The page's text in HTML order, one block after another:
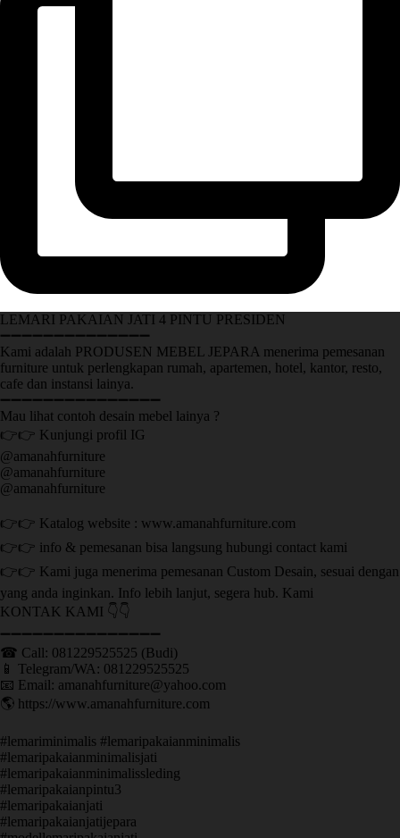
LEMARI PAKAIAN JATI 4 PINTU PRESIDEN
➖➖➖➖➖➖➖➖➖➖➖➖➖➖
Kami adalah PRODUSEN MEBEL JEPARA menerima pemesanan
furniture untuk perlengkapan rumah, apartemen, hotel, kantor, resto,
cafe dan instansi lainya.
➖➖➖➖➖➖➖➖➖➖➖➖➖➖➖
Mau lihat contoh desain mebel lainya ?
👉👉 Kunjungi profil IG
@amanahfurniture
@amanahfurniture
@amanahfurniture
👉👉 Katalog website : www.amanahfurniture.com
👉👉 info & pemesanan bisa langsung hubungi contact kami
👉👉 Kami juga menerima pemesanan Custom Desain, sesuai dengan
yang anda inginkan. Info lebih lanjut, segera hub. Kami
KONTAK KAMI 👇👇
➖➖➖➖➖➖➖➖➖➖➖➖➖➖➖ ㅤ
☎ Call: 081229525525 (Budi)
📱 Telegram/WA: 081229525525
📧 Email: amanahfurniture@yahoo.com
🌎 https://www.amanahfurniture.com
#lemariminimalis #lemaripakaianminimalis
#lemaripakaianminimalisjati
#lemaripakaianminimalissleding
#lemaripakaianpintu3
#lemaripakaianjati
#lemaripakaianjatijepara